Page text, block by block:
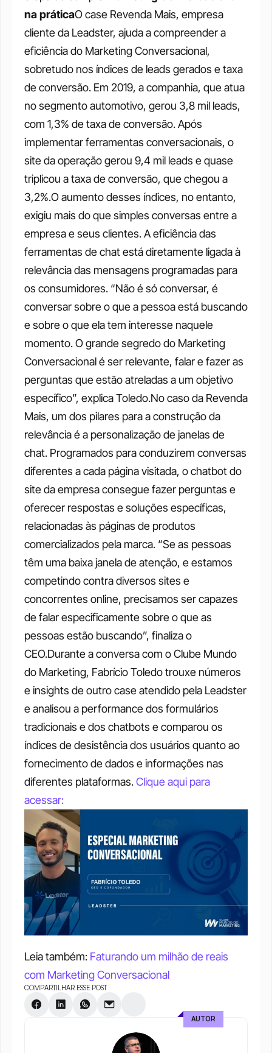
na práticaO case Revenda Mais, empresa
cliente da Leadster, ajuda a compreender a
eficiência do Marketing Conversacional,
sobretudo nos índices de leads gerados e taxa
de conversão. Em 2019, a companhia, que atua
no segmento automotivo, gerou 3,8 mil leads,
com 1,3% de taxa de conversão. Após
implementar ferramentas conversacionais, o
site da operação gerou 9,4 mil leads e quase
triplicou a taxa de conversão, que chegou a
3,2%.O aumento desses índices, no entanto,
exigiu mais do que simples conversas entre a
empresa e seus clientes. A eficiência das
ferramentas de chat está diretamente ligada à
relevância das mensagens programadas para
os consumidores. “Não é só conversar, é
conversar sobre o que a pessoa está buscando
e sobre o que ela tem interesse naquele
momento. O grande segredo do Marketing
Conversacional é ser relevante, falar e fazer as
perguntas que estão atreladas a um objetivo
específico”, explica Toledo.No caso da Revenda
Mais, um dos pilares para a construção da
relevância é a personalização de janelas de
chat. Programados para conduzirem conversas
diferentes a cada página visitada, o chatbot do
site da empresa consegue fazer perguntas e
oferecer respostas e soluções específicas,
relacionadas às páginas de produtos
comercializados pela marca. “Se as pessoas
têm uma baixa janela de atenção, e estamos
competindo contra diversos sites e
concorrentes online, precisamos ser capazes
de falar especificamente sobre o que as
pessoas estão buscando”, finaliza o
CEO.Durante a conversa com o Clube Mundo
do Marketing, Fabrício Toledo trouxe números
e insights de outro case atendido pela Leadster
e analisou a performance dos formulários
tradicionais e dos chatbots e comparou os
índices de desistência dos usuários quanto ao
fornecimento de dados e informações nas
diferentes plataformas. Clique aqui para
acessar:
Leia também: Faturando um milhão de reais
com Marketing Conversacional
COMPARTILHAR ESSE POST
AUTOR